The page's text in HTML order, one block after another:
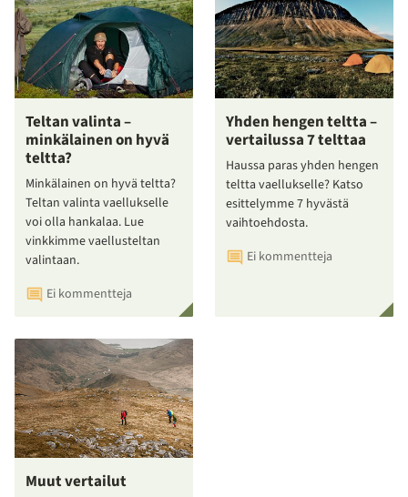
Teltan valinta –
minkälainen on hyvä
teltta?
Minkälainen on hyvä teltta?
Teltan valinta vaellukselle
voi olla hankalaa. Lue
vinkkimme vaellusteltan
valintaan.
Ei kommentteja
Yhden hengen teltta –
vertailussa 7 telttaa
Haussa paras yhden hengen
teltta vaellukselle? Katso
esittelymme 7 hyvästä
vaihtoehdosta.
Ei kommentteja
Muut vertailut